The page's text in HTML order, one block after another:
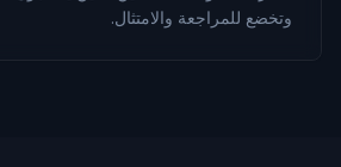
وتخضع للمراجعة والامتثال.